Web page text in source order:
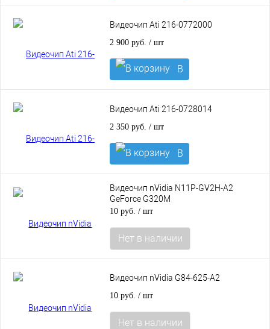
корзину
Видеочип Ati 216-0772000
2 900 руб. / шт
В
корзину
Видеочип Ati 216-0728014
2 350 руб. / шт
В
корзину
Видеочип nVidia N11P-GV2H-A2
GeForce G320M
10 руб. / шт
Нет в наличии
Видеочип nVidia G84-625-A2
10 руб. / шт
Нет в наличии